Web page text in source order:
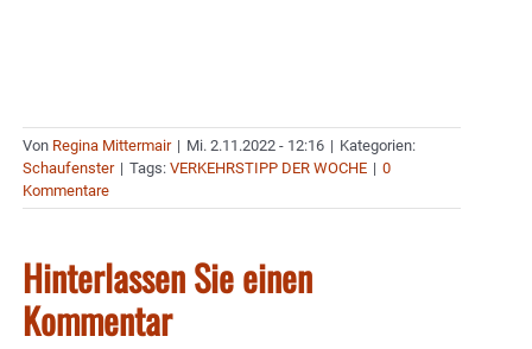
Von Regina Mittermair | Mi. 2.11.2022 - 12:16 | Kategorien:
Schaufenster | Tags: VERKEHRSTIPP DER WOCHE | 0
Kommentare
Hinterlassen Sie einen
Kommentar